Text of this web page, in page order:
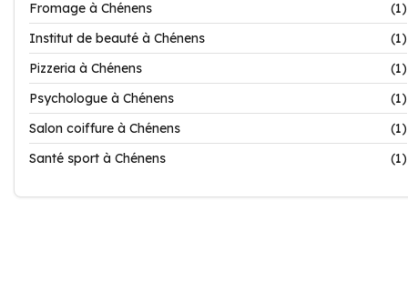
Fromage à Chénens
(1)
Institut de beauté à Chénens
(1)
Pizzeria à Chénens
(1)
Psychologue à Chénens
(1)
Salon coiffure à Chénens
(1)
Santé sport à Chénens
(1)